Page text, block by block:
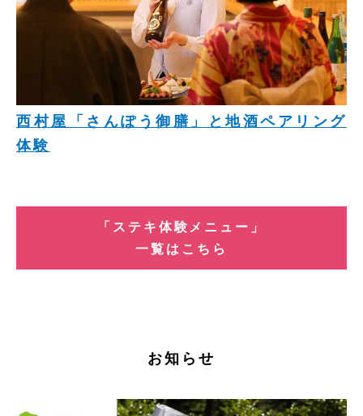
西村屋「さんぽう御膳」と地酒ペアリング
体験
「ステキ体験メニュー」
一覧はこちら
お知らせ